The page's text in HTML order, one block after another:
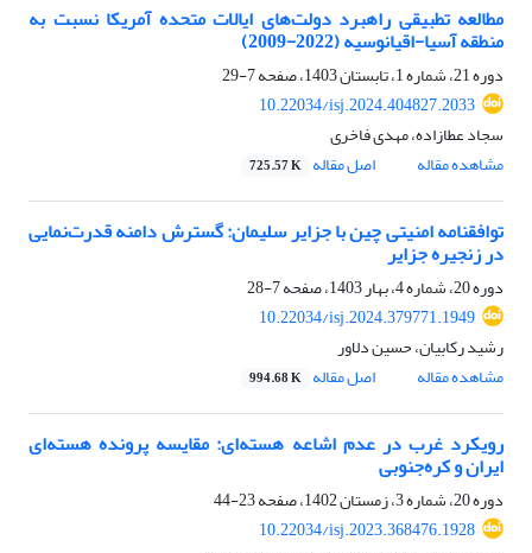
مطالعه تطبیقی راهبرد دولت‌های ایالات متحده آمریکا نسبت به
منطقه آسیا-اقیانوسیه (2022-2009)
دوره 21، شماره 1، تابستان 1403، صفحه
7-29
10.22034/isj.2024.404827.2033
سجاد عطازاده، مهدی فاخری
مشاهده مقاله
اصل مقاله 725.57 K
توافقنامه امنیتی چین با جزایر سلیمان: گسترش دامنه قدرت‌نمایی
در زنجیره جزایر
دوره 20، شماره 4، بهار 1403، صفحه
7-28
10.22034/isj.2024.379771.1949
رشید رکابیان، حسین دلاور
مشاهده مقاله
اصل مقاله 994.68 K
رویکرد غرب در عدم اشاعه هسته‌ای: مقایسه پرونده هسته‌ای
ایران و کره‌جنوبی
دوره 20، شماره 3، زمستان 1402، صفحه
23-44
10.22034/isj.2023.368476.1928